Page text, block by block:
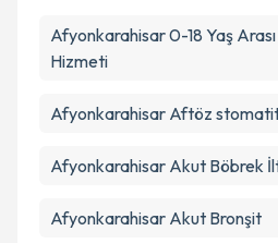
Afyonkarahisar 0-18 Yaş
Hizmeti
Afyonkarahisar Aftöz
Afyonkarahisar Akut Böbrek
Afyonkarahisar Akut Bronşit